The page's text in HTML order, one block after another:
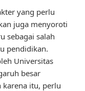
yang perlu
juga menyoroti
sebagai salah
pendidikan.
Universitas
besar
karena itu, perlu